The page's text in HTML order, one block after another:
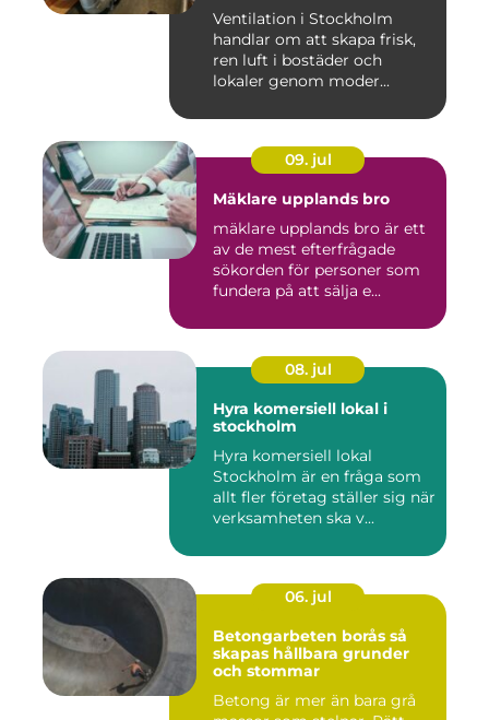
Ventilation i Stockholm
handlar om att skapa frisk,
ren luft i bostäder och
lokaler genom moder...
09. jul
Mäklare upplands bro
mäklare upplands bro är ett
av de mest efterfrågade
sökorden för personer som
fundera på att sälja e...
08. jul
Hyra komersiell lokal i
stockholm
Hyra komersiell lokal
Stockholm är en fråga som
allt fler företag ställer sig när
verksamheten ska v...
06. jul
Betongarbeten borås så
skapas hållbara grunder
och stommar
Betong är mer än bara grå